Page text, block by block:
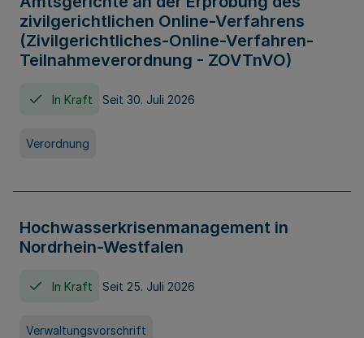
zivilgerichtlichen Online-Verfahrens
(Zivilgerichtliches-Online-Verfahren-
Teilnahmeverordnung - ZOVTnVO)
In Kraft Seit 30. Juli 2026
Verordnung
Hochwasserkrisenmanagement in
Nordrhein-Westfalen
In Kraft Seit 25. Juli 2026
Verwaltungsvorschrift